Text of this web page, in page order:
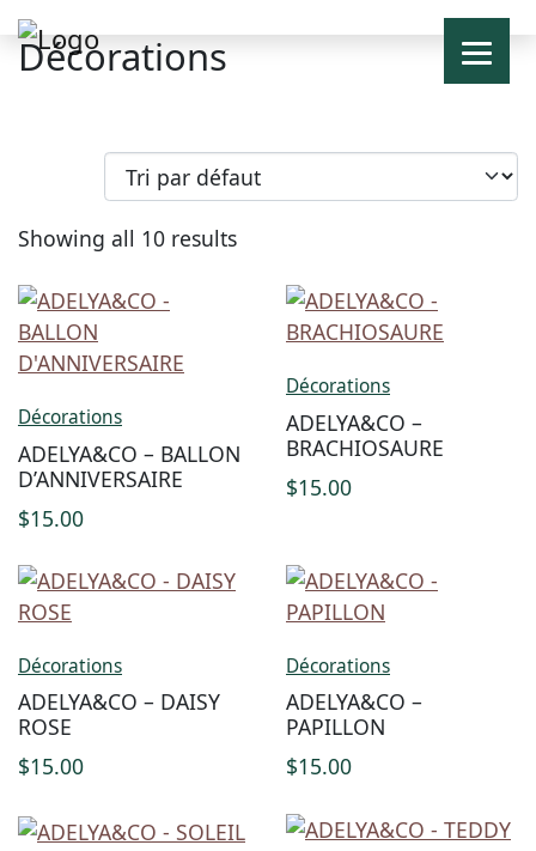
Décorations
Showing all 10 results
Décorations
ADELYA&CO – BALLON
D’ANNIVERSAIRE
$15.00
Décorations
ADELYA&CO –
BRACHIOSAURE
$15.00
Décorations
ADELYA&CO – DAISY
ROSE
$15.00
Décorations
ADELYA&CO –
PAPILLON
$15.00